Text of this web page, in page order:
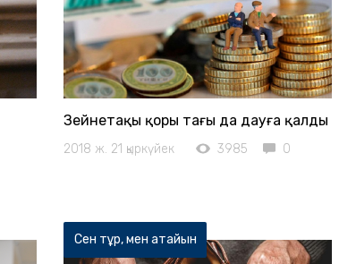
Зейнетақы қоры тағы да дауға қалды
2018 ж. 21 қыркүйек 3985 0
Сен тұр, мен атайын